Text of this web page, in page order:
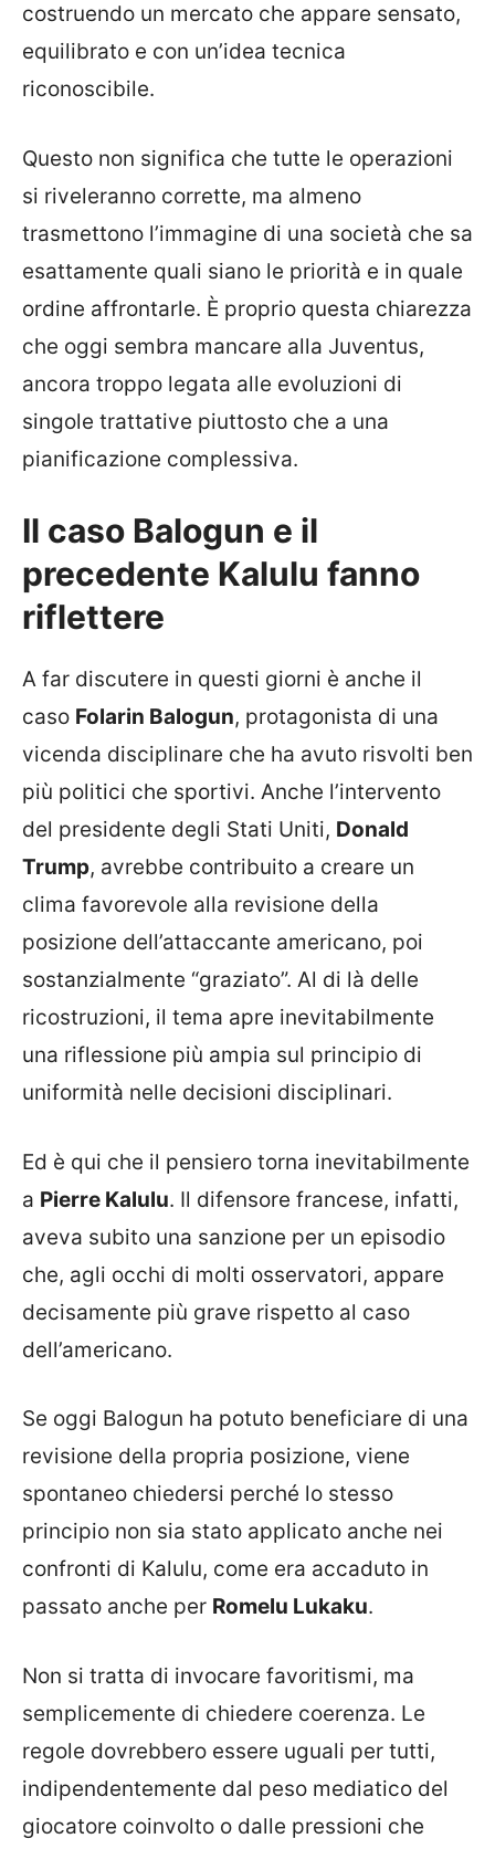
costruendo un mercato che appare sensato,
equilibrato e con un’idea tecnica
riconoscibile.
Questo non significa che tutte le operazioni
si riveleranno corrette, ma almeno
trasmettono l’immagine di una società che sa
esattamente quali siano le priorità e in quale
ordine affrontarle. È proprio questa chiarezza
che oggi sembra mancare alla Juventus,
ancora troppo legata alle evoluzioni di
singole trattative piuttosto che a una
pianificazione complessiva.
Il caso Balogun e il
precedente Kalulu fanno
riflettere
A far discutere in questi giorni è anche il
caso Folarin Balogun, protagonista di una
vicenda disciplinare che ha avuto risvolti ben
più politici che sportivi. Anche l’intervento
del presidente degli Stati Uniti, Donald
Trump, avrebbe contribuito a creare un
clima favorevole alla revisione della
posizione dell’attaccante americano, poi
sostanzialmente “graziato”. Al di là delle
ricostruzioni, il tema apre inevitabilmente
una riflessione più ampia sul principio di
uniformità nelle decisioni disciplinari.
Ed è qui che il pensiero torna inevitabilmente
a Pierre Kalulu. Il difensore francese, infatti,
aveva subito una sanzione per un episodio
che, agli occhi di molti osservatori, appare
decisamente più grave rispetto al caso
dell’americano.
Se oggi Balogun ha potuto beneficiare di una
revisione della propria posizione, viene
spontaneo chiedersi perché lo stesso
principio non sia stato applicato anche nei
confronti di Kalulu, come era accaduto in
passato anche per Romelu Lukaku.
Non si tratta di invocare favoritismi, ma
semplicemente di chiedere coerenza. Le
regole dovrebbero essere uguali per tutti,
indipendentemente dal peso mediatico del
giocatore coinvolto o dalle pressioni che